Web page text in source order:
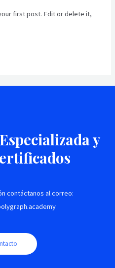
first post. Edit or delete it,
y
contáctanos al correo: